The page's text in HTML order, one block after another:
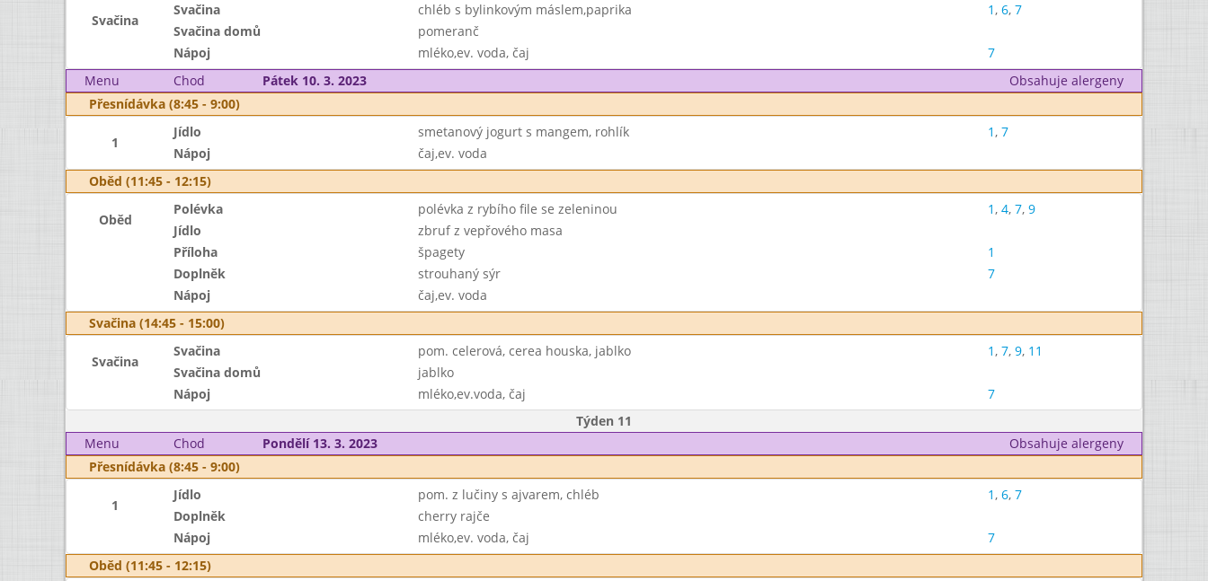
Svačina
Svačina chléb s bylinkovým máslem,paprika 1, 6, 7
Svačina domů
pomeranč
Nápoj
mléko,ev. voda, čaj
7
Menu
Chod Pátek 10. 3. 2023
Obsahuje alergeny
Přesnídávka (8:45 - 9:00)
1
Jídlo smetanový jogurt s mangem, rohlík 1, 7
Nápoj
čaj,ev. voda
Oběd (11:45 - 12:15)
Oběd
Polévka polévka z rybího file se zeleninou 1, 4, 7, 9
Jídlo
zbruf z vepřového masa
Příloha
špagety
1
Doplněk
strouhaný sýr
7
Nápoj
čaj,ev. voda
Svačina (14:45 - 15:00)
Svačina
Svačina pom. celerová, cerea houska, jablko 1, 7, 9, 11
Svačina domů
jablko
Nápoj
mléko,ev.voda, čaj
7
Týden 11
Menu
Chod Pondělí 13. 3. 2023
Obsahuje alergeny
Přesnídávka (8:45 - 9:00)
1
Jídlo pom. z lučiny s ajvarem, chléb 1, 6, 7
Doplněk
cherry rajče
Nápoj
mléko,ev. voda, čaj
7
Oběd (11:45 - 12:15)